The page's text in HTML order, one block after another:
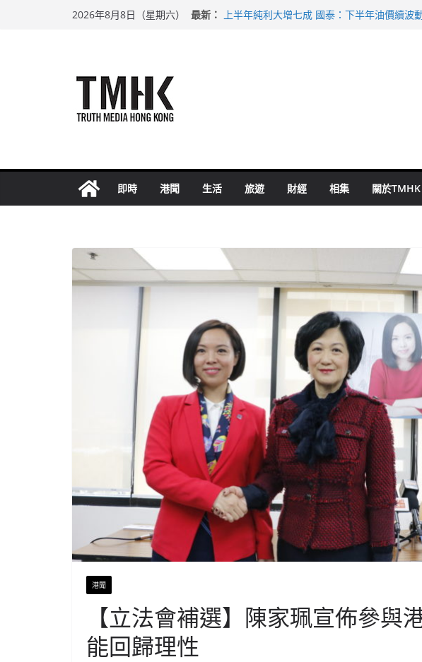
2026年8月8日（星期六） 最新：
上半年純利大增七成 國泰：下半年油價續波
即時 港聞 生活 旅遊 財經 相集 關於TMHK
港聞
【立法會補選】陳家珮宣佈參與
能回歸理性